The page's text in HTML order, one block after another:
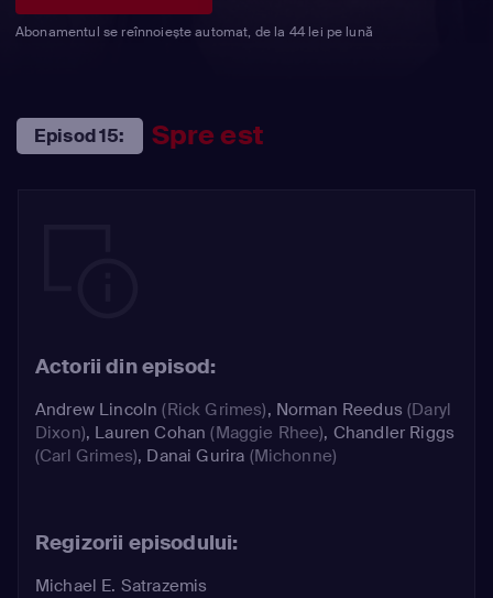
Abonamentul se reînnoiește automat, de la 44 lei pe lună
Episod 15: Spre est
Actorii din episod:
Andrew Lincoln (Rick Grimes), Norman Reedus (Daryl
Dixon), Lauren Cohan (Maggie Rhee), Chandler Riggs
(Carl Grimes), Danai Gurira (Michonne)
Regizorii episodului:
Michael E. Satrazemis